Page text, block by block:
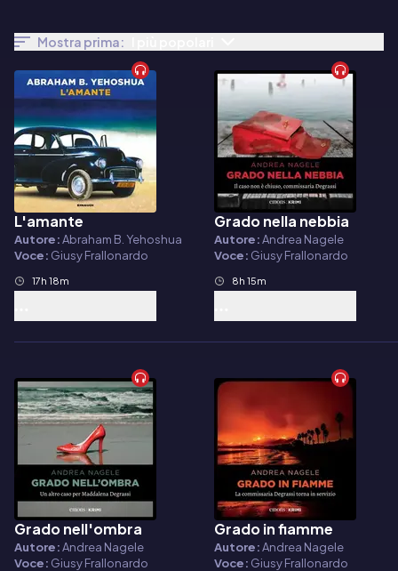
Mostra prima:
Audiolibro
L'amante
Autore:Abraham B. Yehoshua
Voce: Giusy Frallonardo
17h 18m
Audiolibro
Grado nella nebbia
Autore:Andrea Nagele
Voce: Giusy Frallonardo
8h 15m
Audiolibro
Grado nell'ombra
Autore:Andrea Nagele
Voce: Giusy Frallonardo
Audiolibro
Grado in fiamme
Autore:Andrea Nagele
Voce: Giusy Frallonardo